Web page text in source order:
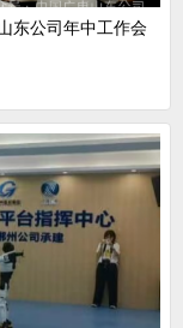
东公司年中工作会